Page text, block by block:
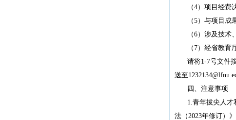
（4）项目经费
（5）与项目成
（6）涉及技术
（ 7）经省教育
请将1-7号文件
送至
四、注意事项
1.青年拔尖人
法（2023年修订）》